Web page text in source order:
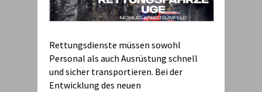
Rettungsdienste müssen sowohl
Personal als auch Ausrüstung schnell
und sicher transportieren. Bei der
Entwicklung des neuen